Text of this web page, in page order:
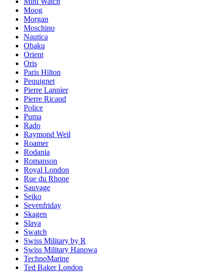
Moog
Morgan
Moschino
Nautica
Obaku
Orient
Oris
Paris Hilton
Pequignet
Pierre Lannier
Pierre Ricaud
Police
Puma
Rado
Raymond Weil
Roamer
Rodania
Romanson
Royal London
Rue du Rhone
Sauvage
Seiko
Sevenfriday
Skagen
Slava
Swatch
Swiss Military by R
Swiss Military Hanowa
TechnoMarine
Ted Baker London